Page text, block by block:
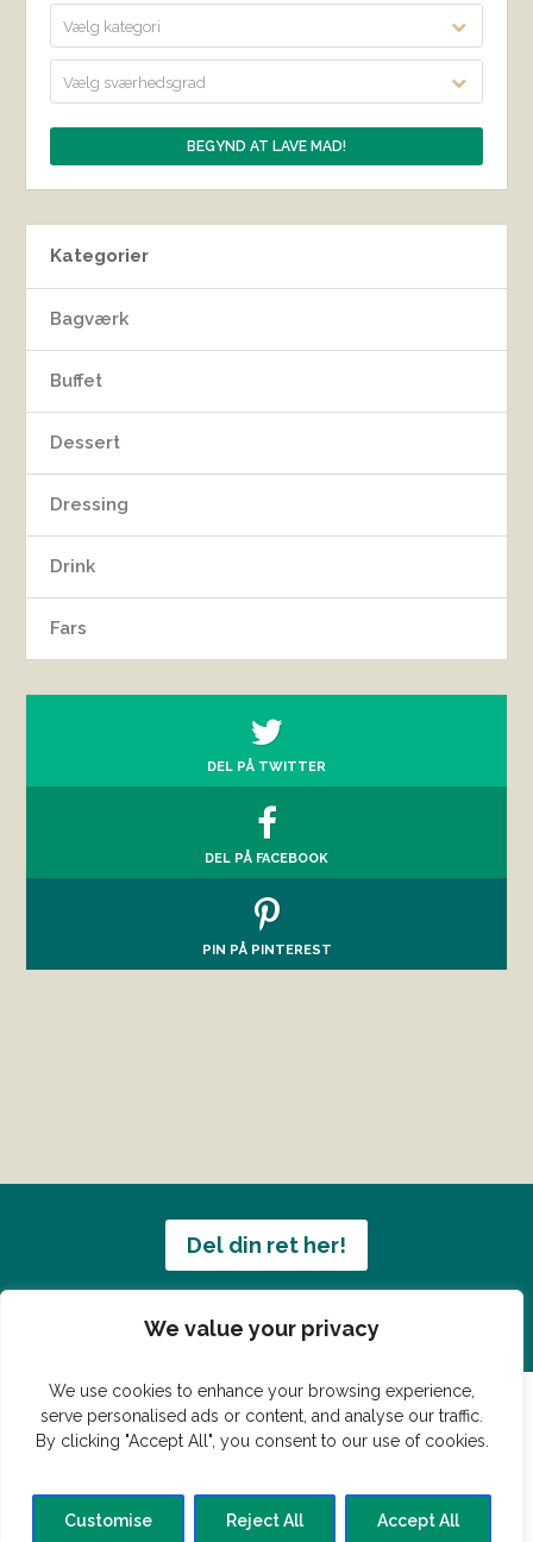
We value your privacy
We use cookies to enhance your browsing experience,
serve personalised ads or content, and analyse our traffic.
By clicking "Accept All", you consent to our use of cookies.
Customise Reject All Accept All
Vælg kategori
Vælg sværhedsgrad
Kategorier
Bagværk
Buffet
Dessert
Dressing
Drink
Fars
DEL PÅ TWITTER
DEL PÅ FACEBOOK
PIN PÅ PINTEREST
Del din ret her!
Har du en konge ret du vil dele?
© Vildmedmad.dk 2019. God og nem mad!
Hovedret
Bagværk Forret Buffet Dessert